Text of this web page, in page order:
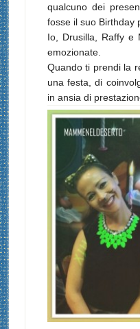
qualcuno dei
fosse il suo Birthday
Io, Drusilla, Raffy e
emozionate.
Quando ti prendi la
una festa, di
in ansia di